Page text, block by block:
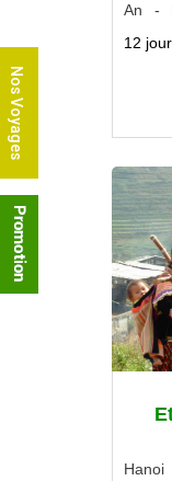
An -
12
Nos Voyages